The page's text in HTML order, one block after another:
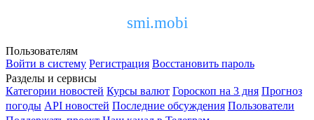
smi.mobi
Пользователям
Войти в систему Регистрация Восстановить пароль
Разделы и сервисы
Категории новостей Курсы валют Гороскоп на 3 дня Прогноз
погоды API новостей Последние обсуждения Пользователи